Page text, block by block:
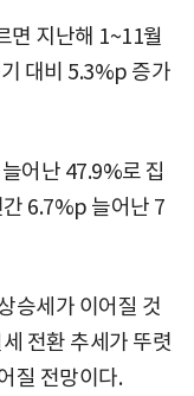
면 지난해 1~11월
대비 5.3%p 증가
어난 47.9%로 집
6.7%p 늘어난 7
승세가 이어질 것
전환 추세가 뚜렷
질 전망이다.